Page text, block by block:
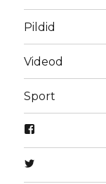
Pildid
Videod
Sport